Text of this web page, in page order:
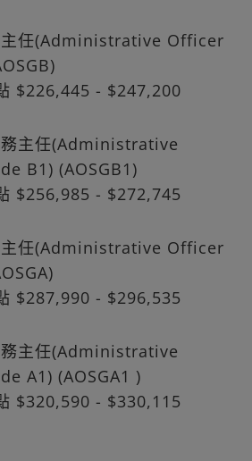
任(Administrative Officer
$226,445 - $247,200
主任(Administrative
B1) (AOSGB1)
$256,985 - $272,745
任(Administrative Officer
$287,990 - $296,535
主任(Administrative
A1) (AOSGA1 )
$320,590 - $330,115